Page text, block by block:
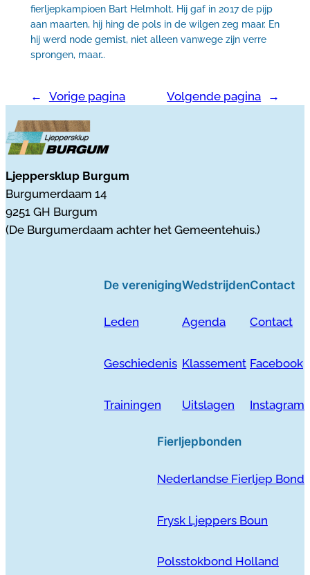
fierljepkampioen Bart Helmholt. Hij gaf in 2017 de pijp
aan maarten, hij hing de pols in de wilgen zeg maar. En
hij werd node gemist, niet alleen vanwege zijn verre
sprongen, maar…
← Vorige pagina Volgende pagina →
Ljeppersklup Burgum
Burgumerdaam 14
9251 GH Burgum
(De Burgumerdaam achter het Gemeentehuis.)
De vereniging
Leden
Geschiedenis
Trainingen
Wedstrijden
Agenda
Klassement
Uitslagen
Contact
Contact
Facebook
Instagram
Fierljepbonden
Nederlandse Fierljep Bond
Frysk Ljeppers Boun
Polsstokbond Holland